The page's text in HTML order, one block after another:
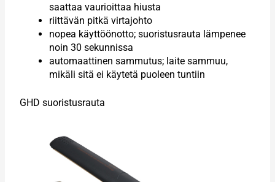
saattaa vaurioittaa hiusta
riittävän pitkä virtajohto
nopea käyttöönotto; suoristusrauta lämpenee
noin 30 sekunnissa
automaattinen sammutus; laite sammuu,
mikäli sitä ei käytetä puoleen tuntiin
GHD suoristusrauta